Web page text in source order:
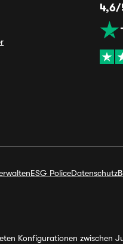
4,6/
ESG PoliceDatenschutz
Konfigurationen zwischen